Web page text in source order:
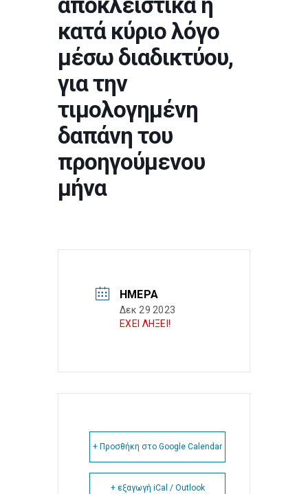
κατά κύριο λόγο
μέσω διαδικτύου,
για την
τιμολογημένη
δαπάνη του
προηγούμενου
μήνα
ΗΜΈΡΑ
Δεκ 29 2023
ΕΧΕΙ ΛΗΞΕΙ!
+ Προσθήκη στο Google Calendar
+ εξαγωγή iCal / Outlook